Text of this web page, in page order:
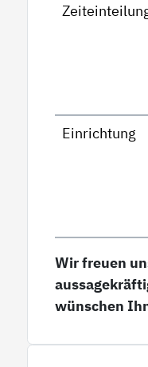
Einrichtung
Wir freuen
wünschen